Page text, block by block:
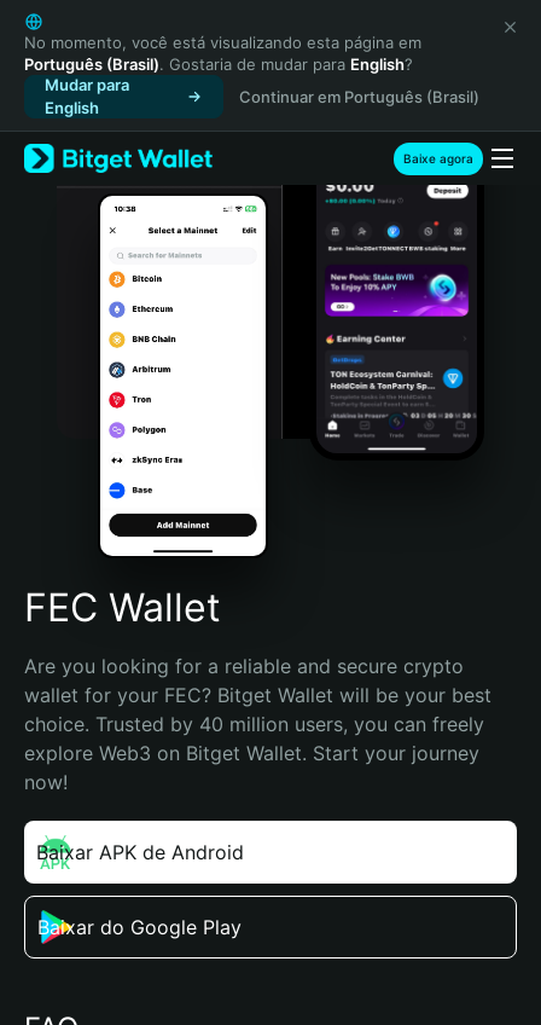
English
日本語
Tiếng Việt
Русский
Español (Latinoamérica)
Türkçe
Italiano
Português (Portugal)
Bahasa Indonesia
Português (Brasil)
Español (Argentina)
No momento, você está visualizando esta página em
Português (Brasil). Gostaria de mudar para English?
Mudar para
English
Continuar em Português (Brasil)
Baixe agora
FEC Wallet
Are you looking for a reliable and secure crypto
wallet for your FEC? Bitget Wallet will be your best
choice. Trusted by 40 million users, you can freely
explore Web3 on Bitget Wallet. Start your journey
now!
Baixar APK de Android
Baixar do Google Play